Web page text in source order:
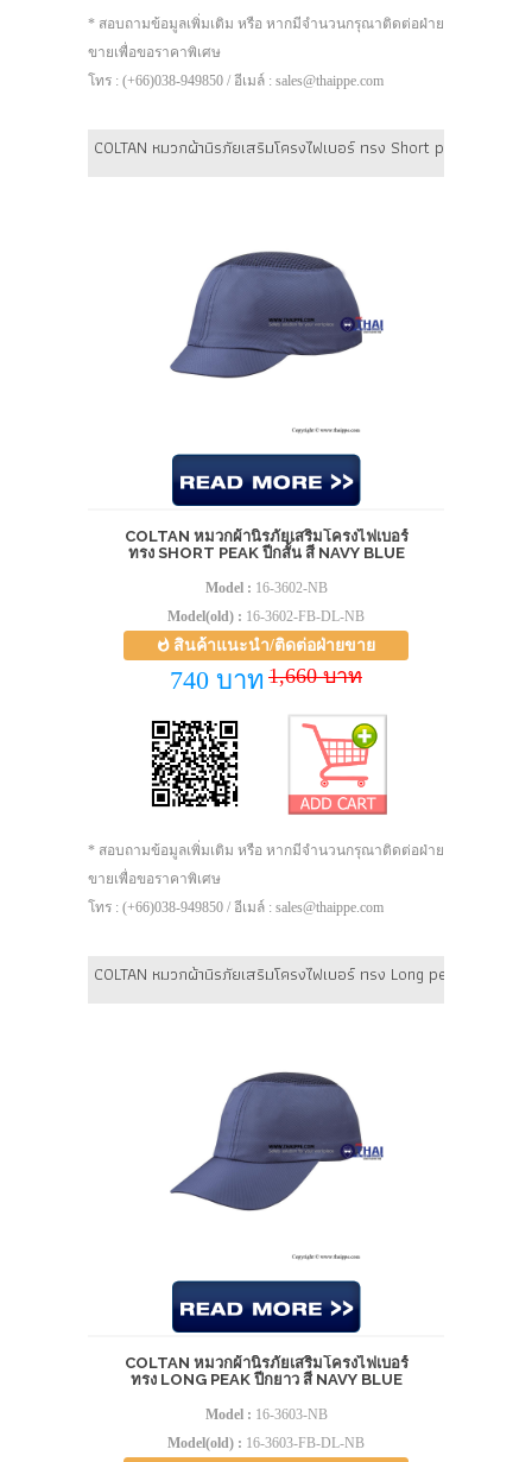
* สอบถามข้อมูลเพิ่มเติม หรือ หากมีจำนวนกรุณาติดต่อฝ่าย
ขายเพื่อขอราคาพิเศษ
โทร : (+66)038-949850 / อีเมล์ : sales@thaippe.com
COLTAN หมวกผ้านิรภัยเสริมโครงไฟเบอร์ ทรง Short peak ปีกสั้น
COLTAN หมวกผ้านิรภัยเสริมโครงไฟเบอร์
ทรง SHORT PEAK ปีกสั้น สี NAVY BLUE
Model : 16-3602-NB
Model(old) : 16-3602-FB-DL-NB
สินค้าแนะนำ/ติดต่อฝ่ายขาย
740 บาท 1,660 บาท
* สอบถามข้อมูลเพิ่มเติม หรือ หากมีจำนวนกรุณาติดต่อฝ่าย
ขายเพื่อขอราคาพิเศษ
โทร : (+66)038-949850 / อีเมล์ : sales@thaippe.com
COLTAN หมวกผ้านิรภัยเสริมโครงไฟเบอร์ ทรง Long peak ปีกยาว
COLTAN หมวกผ้านิรภัยเสริมโครงไฟเบอร์
ทรง LONG PEAK ปีกยาว สี NAVY BLUE
Model : 16-3603-NB
Model(old) : 16-3603-FB-DL-NB